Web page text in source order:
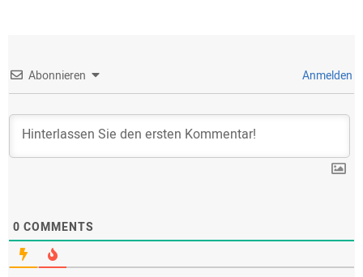
Abonnieren Anmelden
0 COMMENTS